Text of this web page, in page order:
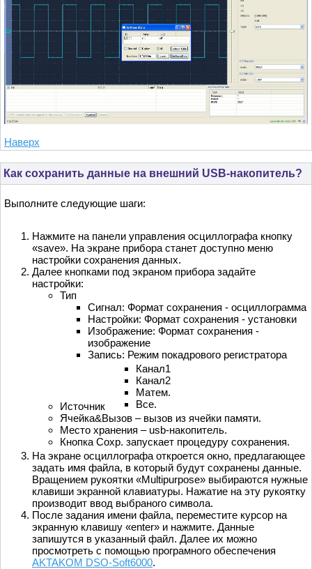
Наверх
Как сохранить данные на внешний USB-накопитель?
Выполните следующие шаги:
Нажмите на панели управления осциллографа кнопку
«save». На экране прибора станет доступно меню
настройки сохранения данных.
Далее кнопками под экраном прибора задайте
настройки:
Тип
Сигнал: Формат сохранения - осциллограмма
Настройки: Формат сохранения - установки
Изображение: Формат сохранения -
изображение
Запись: Режим покадрового регистратора
Источник
Канал1
Канал2
Матем.
Все.
Ячейка&Вызов – вызов из ячейки памяти.
Место хранения – usb-накопитель.
Кнопка Сохр. запускает процедуру сохранения.
На экране осциллографа откроется окно, предлагающее
задать имя файла, в который будут сохранены данные.
Вращением рукоятки «Multipurpose» выбираются нужные
клавиши экранной клавиатуры. Нажатие на эту рукоятку
производит ввод выбраного символа.
После задания имени файла, переместите курсор на
экранную клавишу «enter» и нажмите. Данные
запишутся в указанный файл. Далее их можно
просмотреть с помощью програмного обеспечения
AKTAKOM DSO-Soft6000.